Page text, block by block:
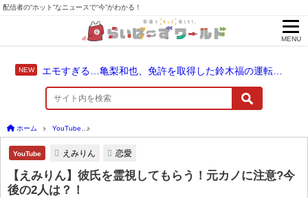
配信者の“ホット”なニュースで“今”がわかる！
MENU
エモすぎる…亀梨和也、免許を取得した鈴木福の運転でドライブ！
ホーム YouTube
YouTube えみりん 恋愛
【えみりん】彼氏を霊視してもらう！元カノに注意?今
後の2人は？！